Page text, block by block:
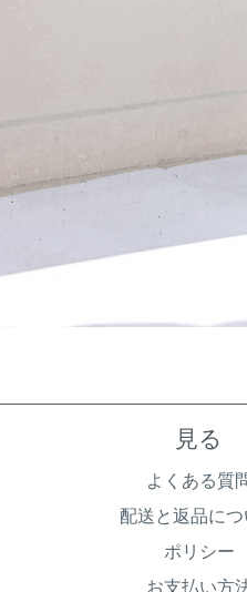
見る
よくある質
配送と返品に
ポリシー
お支払い方